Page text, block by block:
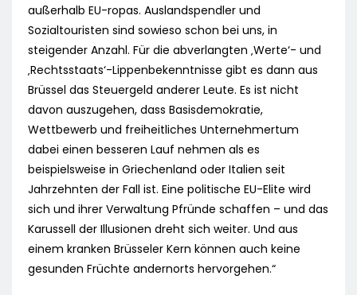
außerhalb EU-ropas. Auslandspendler und
Sozialtouristen sind sowieso schon bei uns, in
steigender Anzahl. Für die abverlangten ‚Werte‘- und
‚Rechtsstaats‘-Lippenbekenntnisse gibt es dann aus
Brüssel das Steuergeld anderer Leute. Es ist nicht
davon auszugehen, dass Basisdemokratie,
Wettbewerb und freiheitliches Unternehmertum
dabei einen besseren Lauf nehmen als es
beispielsweise in Griechenland oder Italien seit
Jahrzehnten der Fall ist. Eine politische EU-Elite wird
sich und ihrer Verwaltung Pfründe schaffen – und das
Karussell der Illusionen dreht sich weiter. Und aus
einem kranken Brüsseler Kern können auch keine
gesunden Früchte andernorts hervorgehen.“